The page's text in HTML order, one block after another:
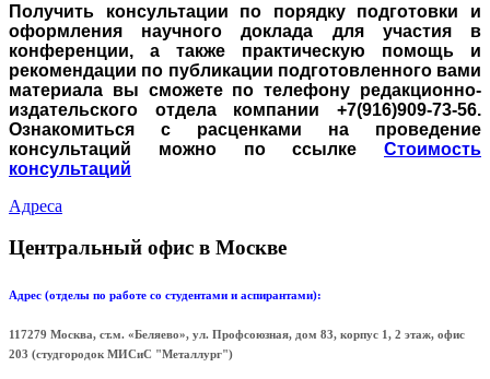
Получить консультации по порядку подготовки и
оформления научного доклада для участия в
конференции, а также практическую помощь и
рекомендации по публикации подготовленного вами
материала вы сможете по телефону редакционно-
издательского отдела компании +7(916)909-73-56.
Ознакомиться с расценками на проведение
консультаций можно по ссылке Стоимость
консультаций
Адреса
Центральный офис в Москве
Адрес (отделы по работе со студентами и аспирантами):
117279 Москва, ст.м. «Беляево», ул. Профсоюзная, дом 83, корпус 1, 2 этаж, офис
203 (cтудгородок МИСиС "Металлург")